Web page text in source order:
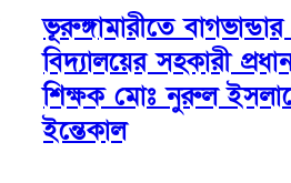
ভূরুঙ্গামারীতে
বিদ্যালয়ের সহকারী
শিক্ষক মোঃ নুরুল
ইন্তেকাল